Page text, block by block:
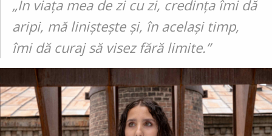
„În viața mea de zi cu zi, credința îmi dă
aripi, mă liniștește și, în același timp,
îmi dă curaj să visez fără limite.”